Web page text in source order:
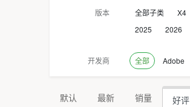
版本 全部子类 X4
2025
2026
开发商 全部 Adobe
默认 最新 销量 好评